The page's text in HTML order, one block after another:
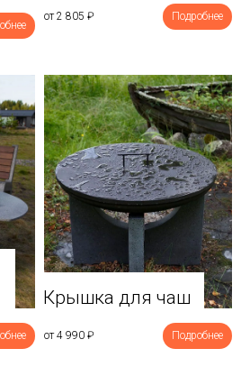
от 2 805 ₽ Подробнее
Крышка для чаш
от 4 990 ₽ Подробнее